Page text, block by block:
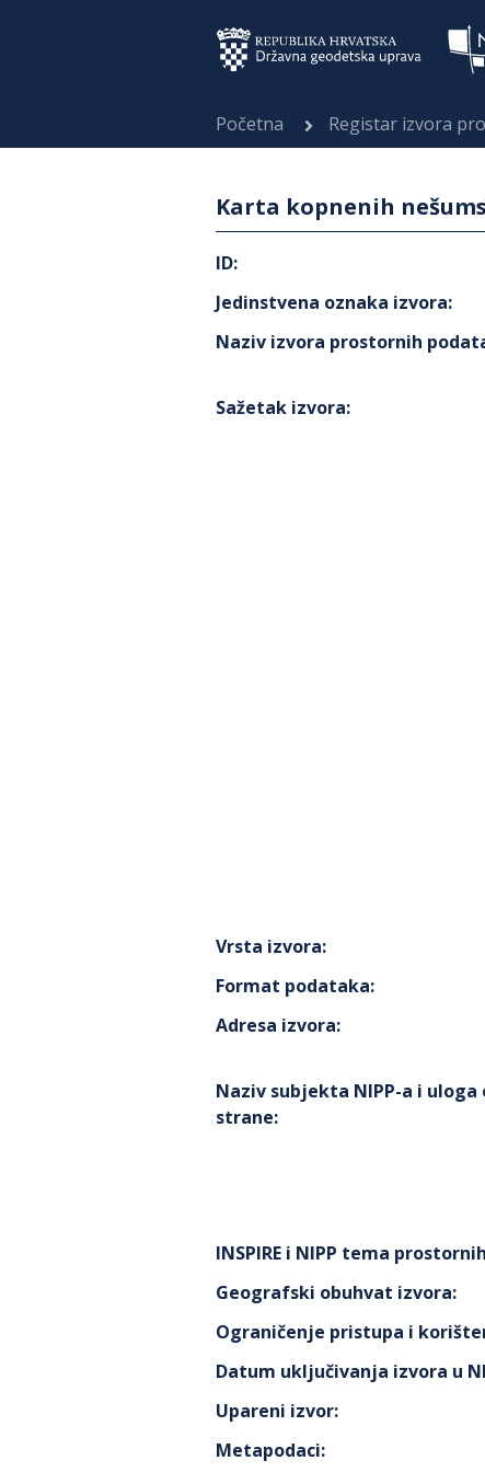
Početna Registar izvora
Karta kopnenih
ID:
Jedinstvena oznaka izvora:
Naziv izvora prostornih
Sažetak izvora:
Vrsta izvora:
Format podataka:
Adresa izvora:
Naziv subjekta NIPP-a i uloga
strane:
INSPIRE i NIPP tema
Geografski obuhvat izvora:
Ograničenje pristupa i
Datum uključivanja izvora u
Upareni izvor:
Metapodaci: